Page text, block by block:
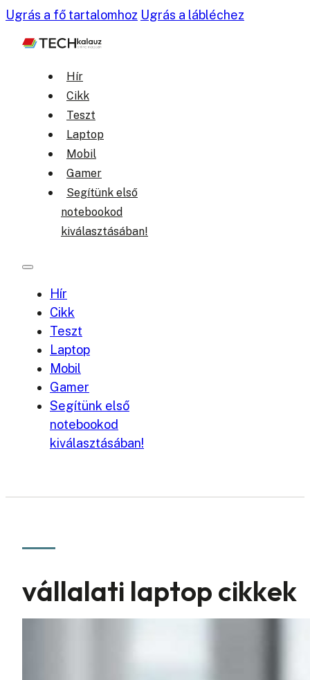
Ugrás a fő tartalomhoz Ugrás a lábléchez
Hír
Cikk
Teszt
Laptop
Mobil
Gamer
Segítünk első
notebookod
kiválasztásában!
Hír
Cikk
Teszt
Laptop
Mobil
Gamer
Segítünk első
notebookod
kiválasztásában!
vállalati laptop cikkek